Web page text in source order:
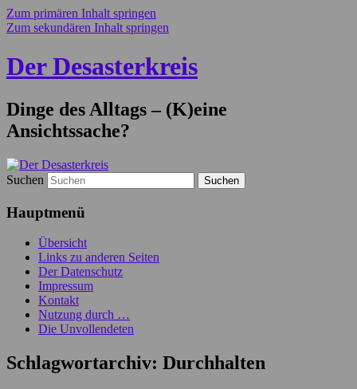
Zum primären Inhalt springen
Zum sekundären Inhalt springen
Der Desasterkreis
Dinge des Alltags – (K)eine
Ansichtssache?
Suchen
Hauptmenü
Übersicht
Links zu anderen Seiten
Der Datenschutz
Impressum
Kontakt
Nutzung durch …
Die Unvollendeten
Schlagwortarchiv: Durchhalten